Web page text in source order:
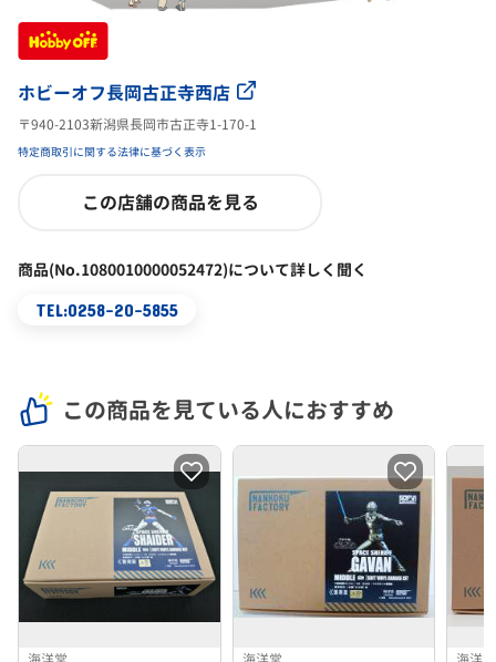
ホビーオフ長岡古正寺西店
〒940-2103新潟県長岡市古正寺1-170-1
特定商取引に関する法律に基づく表示
この店舗の商品を見る
商品(No.1080010000052472)について詳しく聞く
TEL:0258-20-5855
この商品を見ている人におすすめ